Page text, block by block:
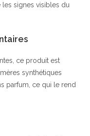
signes visibles du
ce produit est
synthétiques
parfum, ce qui le rend